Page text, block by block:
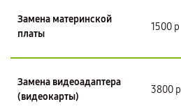
Замена материнской
платы
1500 р
Замена видеоадаптера
(видеокарты)
3800 р